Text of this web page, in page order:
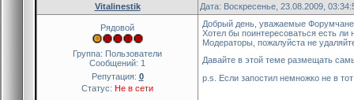
Vitalinestik Дата: Воскресенье, 23.08.2009,
Рядовой
Группа: Пользователи
Сообщений: 1
Репутация: 0
Статус: Не в сети
Добрый день, уважаемые
Хотел бы поинтересоваться есть
Модераторы, пожалуйста не
Давайте в этой теме размещать
p.s. Если запостил немножко не в